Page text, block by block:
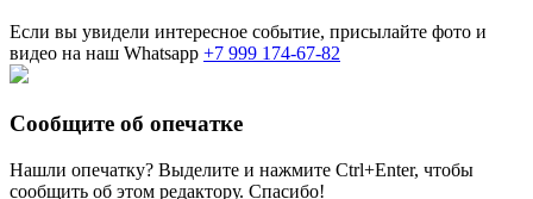
Если вы увидели интересное событие, присылайте фото и
видео на наш Whatsapp +7 999 174-67-82
Сообщите об опечатке
Нашли опечатку? Выделите и нажмите Ctrl+Enter, чтобы
сообщить об этом редактору. Спасибо!